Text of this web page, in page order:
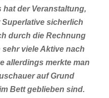
hat der Veranstaltung,
sicherlich
durch die Rechnung
viele Aktive nach
allerdings merkte man
auf Grund
Bett geblieben sind.